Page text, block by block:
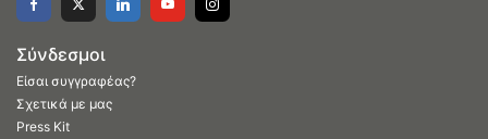
Σύνδεσμοι
Είσαι συγγραφέας?
Σχετικά με μας
Press Kit